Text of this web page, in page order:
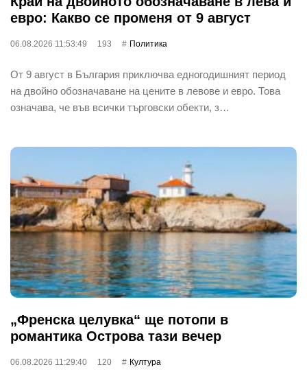
евро: Какво се променя от 9 август
06.08.2026 11:53:49 193 Политика
От 9 август в България приключва едногодишният период
на двойно обозначаване на цените в левове и евро. Това
означава, че във всички търговски обекти, з…
„Френска целувка“ ще потопи в
романтика Острова тази вечер
06.08.2026 11:29:40 120 Култура